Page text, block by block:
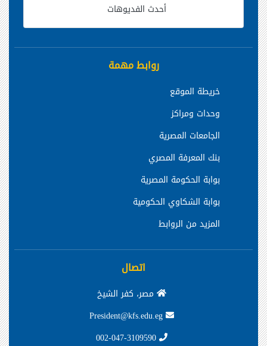
أحدث الفديوهات
روابط مهمة
خريطة الموقع
وحدات ومراكز
الجامعات المصرية
بنك المعرفة المصري
بوابة الحكومة المصرية
بوابة الشكاوي الحكومية
المزيد من الروابط
اتصال
مصر، كفر الشيخ